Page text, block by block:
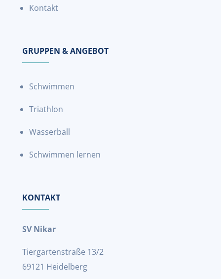
Kontakt
GRUPPEN & ANGEBOT
Schwimmen
Triathlon
Wasserball
Schwimmen lernen
KONTAKT
SV Nikar
Tiergartenstraße 13/2
69121 Heidelberg